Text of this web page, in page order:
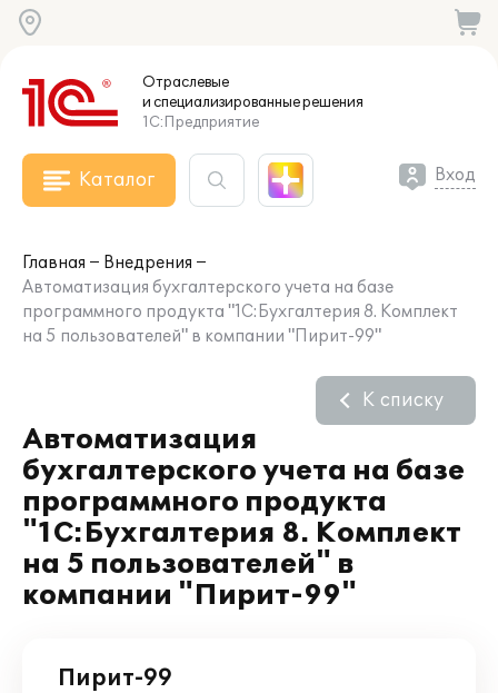
Отраслевые
и специализированныерешения
1С:Предприятие
Каталог Вход
Главная
Внедрения
Автоматизация бухгалтерского учета на базе
программного продукта "1С:Бухгалтерия 8. Комплект
на 5 пользователей" в компании "Пирит-99"
Автоматизация
бухгалтерского учета на базе
программного продукта
"1С:Бухгалтерия 8. Комплект
на 5 пользователей" в
компании "Пирит-99"
К списку
Пирит-99